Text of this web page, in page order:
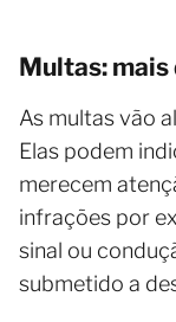
Multas:
As multas vão
Elas podem
merecem
infrações por
sinal ou
submetido a